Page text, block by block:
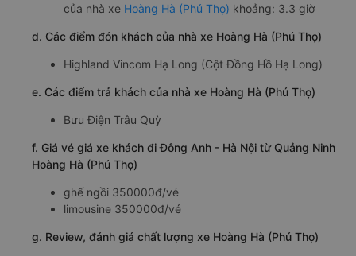
của nhà xe Hoàng Hà (Phú Thọ) khoảng: 3.3 giờ
d. Các điểm đón khách của nhà xe Hoàng Hà (Phú Thọ)
Highland Vincom Hạ Long (Cột Đồng Hồ Hạ Long)
e. Các điểm trả khách của nhà xe Hoàng Hà (Phú Thọ)
Bưu Điện Trâu Quỳ
f. Giá vé giá xe khách đi Đông Anh - Hà Nội từ Quảng Ninh
Hoàng Hà (Phú Thọ)
ghế ngồi 350000đ/vé
limousine 350000đ/vé
g. Review, đánh giá chất lượng xe Hoàng Hà (Phú Thọ)